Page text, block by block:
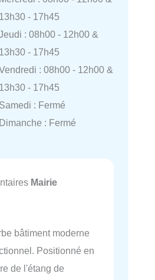
13h30 - 17h45
: 08h00 - 12h00 &
13h30 - 17h45
: 08h00 - 12h00 &
13h30 - 17h45
Samedi : Fermé
Dimanche : Fermé
Mairie
bâtiment moderne
Positionné en
de l'étang de